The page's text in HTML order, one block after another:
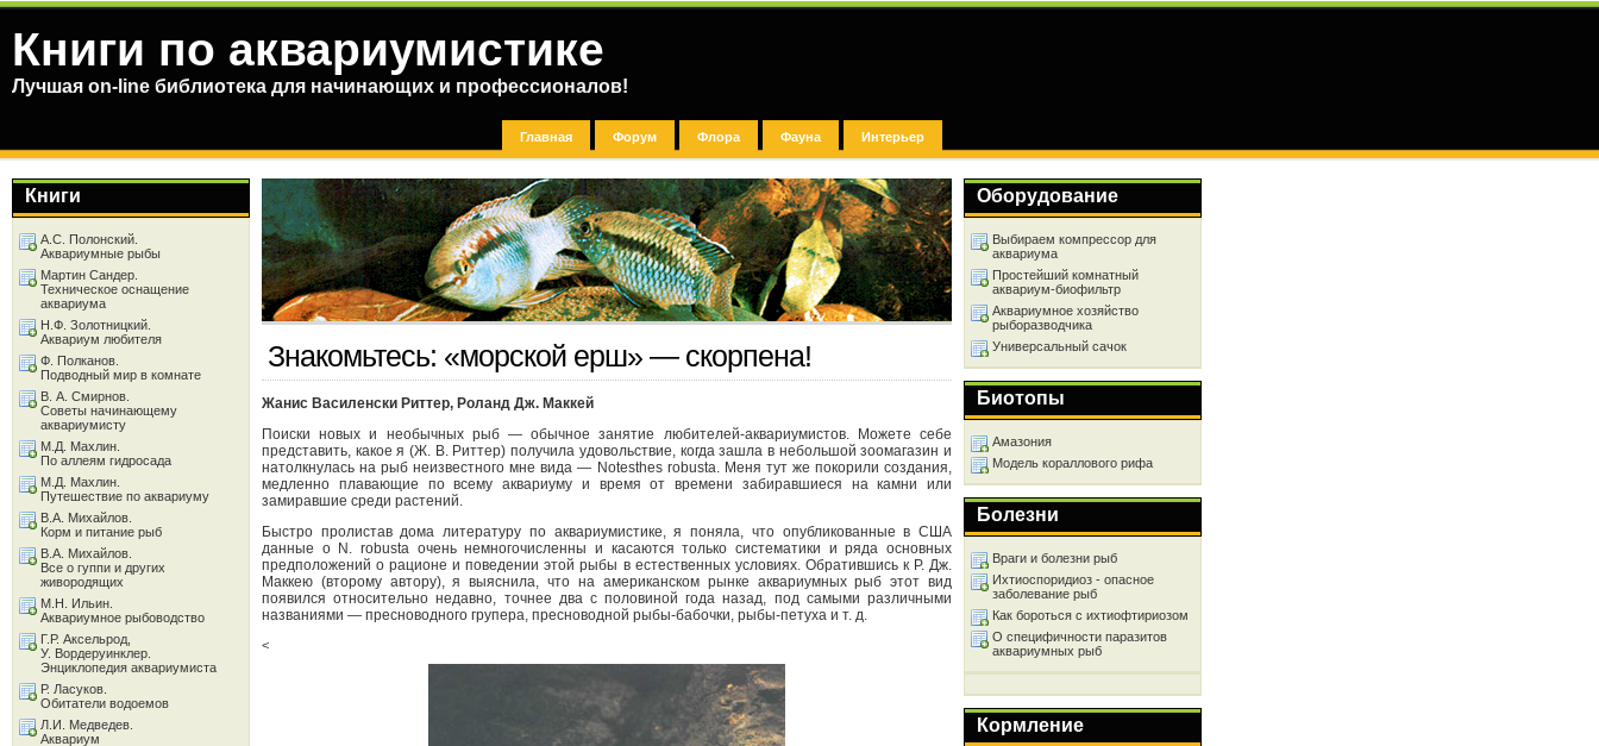
Книги по аквариумистике
Лучшая on-line библиотека для начинающих и профессионалов!
Главная Форум Флора Фауна Интерьер
Знакомьтесь: «морской ерш» — скорпена!
Жанис Василенски Риттер, Роланд Дж. Маккей
Поиски новых и необычных рыб — обычное занятие любителей-аквариумистов. Можете себе
представить, какое я (Ж. В. Риттер) получила удовольствие, когда зашла в небольшой зоомагазин и
натолкнулась на рыб неизвестного мне вида — Notesthes robusta. Меня тут же покорили создания,
медленно плавающие по всему аквариуму и время от времени забиравшиеся на камни или
замиравшие среди растений.
Быстро пролистав дома литературу по аквариумистике, я поняла, что опубликованные в США
данные о N. robusta очень немногочисленны и касаются только систематики и ряда основных
предположений о рационе и поведении этой рыбы в естественных условиях. Обратившись к Р. Дж.
Маккею (второму автору), я выяснила, что на американском рынке аквариумных рыб этот вид
появился относительно недавно, точнее два с половиной года назад, под самыми различными
названиями — пресноводного групера, пресноводной рыбы-бабочки, рыбы-петуха и т. д.
<
Оборудование
Выбираем компрессор для
аквариума
Простейший комнатный
аквариум-биофильтр
Аквариумное хозяйство
рыборазводчика
Универсальный сачок
Биотопы
Амазония
Модель кораллового рифа
Болезни
Враги и болезни рыб
Ихтиоспоридиоз - опасное
заболевание рыб
Как бороться с ихтиофтириозом
О специфичности паразитов
аквариумных рыб
Кормление
Книги
А.С. Полонский.
Аквариумные рыбы
Мартин Сандер.
Техническое оснащение
аквариума
Н.Ф. Золотницкий.
Аквариум любителя
Ф. Полканов.
Подводный мир в комнате
В. А. Смирнов.
Советы начинающему
аквариумисту
М.Д. Махлин.
По аллеям гидросада
М.Д. Махлин.
Путешествие по аквариуму
В.А. Михайлов.
Корм и питание рыб
В.А. Михайлов.
Все о гуппи и других
живородящих
М.Н. Ильин.
Аквариумное рыбоводство
Г.Р. Аксельрод,
У. Вордеруинклер.
Энциклопедия аквариумиста
Р. Ласуков.
Обитатели водоемов
Л.И. Медведев.
Аквариум